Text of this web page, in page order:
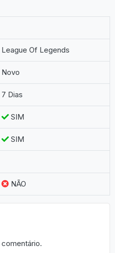
League Of Legends
Novo
7 Dias
SIM
SIM
NÃO